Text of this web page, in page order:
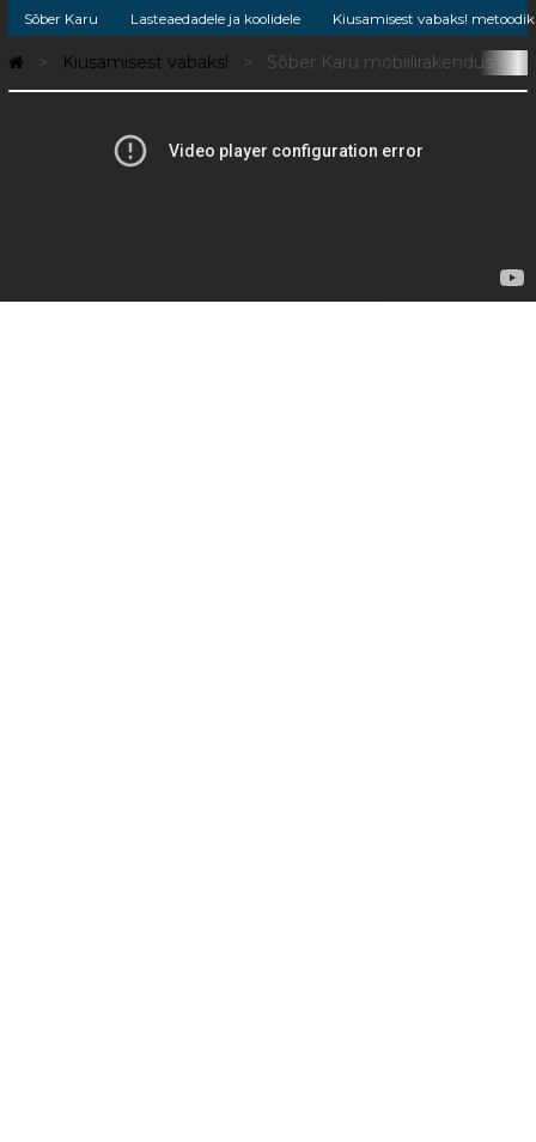
Sõber Karu Lasteaedadele ja koolidele Kiusamisest vabaks!
Kiusamisest vabaks! Sõber Karu mobiilirakendus